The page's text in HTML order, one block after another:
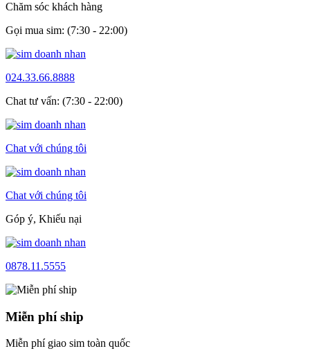
Chăm sóc khách hàng
Gọi mua sim: (7:30 - 22:00)
024.33.66.8888
Chat tư vấn: (7:30 - 22:00)
Chat với chúng tôi
Chat với chúng tôi
Góp ý, Khiếu nại
0878.11.5555
Miễn phí ship
Miễn phí giao sim toàn quốc